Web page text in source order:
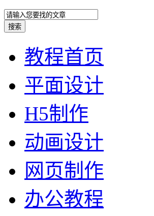
教程首页
平面设计
H5制作
动画设计
网页制作
办公教程